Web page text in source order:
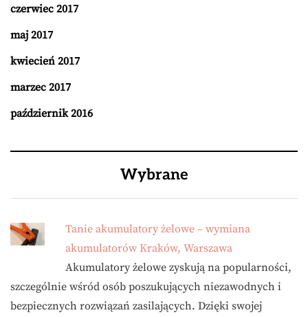
czerwiec 2017
maj 2017
kwiecień 2017
marzec 2017
październik 2016
Wybrane
Tanie akumulatory żelowe – wymiana
akumulatorów Kraków, Warszawa
Akumulatory żelowe zyskują na popularności,
szczególnie wśród osób poszukujących niezawodnych i
bezpiecznych rozwiązań zasilających. Dzięki swojej